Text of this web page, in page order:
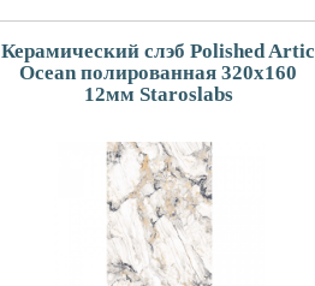
Керамический слэб Polished Artic
Ocean полированная 320x160
12мм Staroslabs